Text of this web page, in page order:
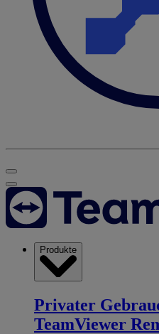
Produkte
Privater
TeamViewer